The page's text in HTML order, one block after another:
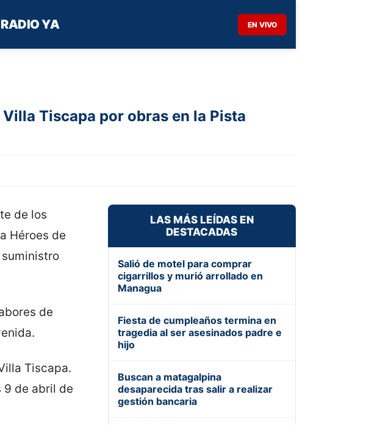
YA EN VIVO
Tiscapa por obras en la Pista
de los
Héroes de
de
Tiscapa.
9 de abril de
LAS MÁS LEÍDAS EN
DESTACADAS
Salió de motel para comprar
cigarrillos y murió arrollado en
Managua
Fiesta de cumpleaños termina en
tragedia al ser asesinados padre e
hijo
Buscan a matagalpina
desaparecida tras salir a realizar
gestión bancaria